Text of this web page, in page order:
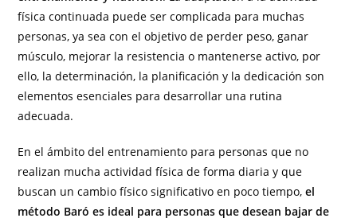
física continuada puede ser complicada para muchas
personas, ya sea con el objetivo de perder peso, ganar
músculo, mejorar la resistencia o mantenerse activo, por
ello, la determinación, la planificación y la dedicación son
elementos esenciales para desarrollar una rutina
adecuada.
En el ámbito del entrenamiento para personas que no
realizan mucha actividad física de forma diaria y que
buscan un cambio físico significativo en poco tiempo,el
método Baró es ideal para personas que desean bajar de